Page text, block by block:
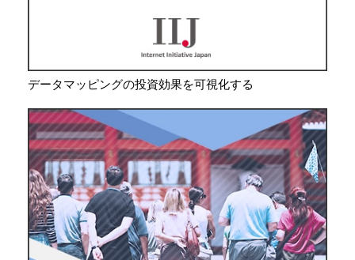
データマッピングの投資効果を可視化する